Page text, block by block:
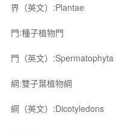
界（英文）:Plantae
門:種子植物門
門（英文）:Spermatophyta
綱:雙子葉植物綱
綱（英文）:Dicotyledons